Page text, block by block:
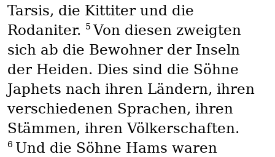
Tarsis, die Kittiter und die
Rodaniter. 5Von diesen zweigten
sich ab die Bewohner der Inseln
der Heiden. Dies sind die Söhne
Japhets nach ihren Ländern, ihren
verschiedenen Sprachen, ihren
Stämmen, ihren Völkerschaften.
6 Und die Söhne Hams waren